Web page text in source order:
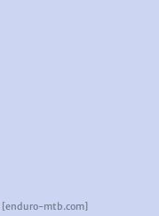
[enduro-mtb.com]